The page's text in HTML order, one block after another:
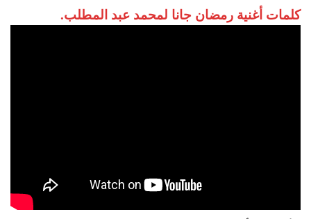
كلمات أغنية رمضان جانا لمحمد عبد المطلب.